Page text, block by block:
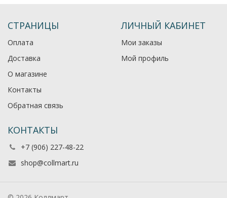
СТРАНИЦЫ
Оплата
Доставка
О магазине
Контакты
Обратная связь
ЛИЧНЫЙ КАБИНЕТ
Мои заказы
Мой профиль
КОНТАКТЫ
+7 (906) 227-48-22
shop@collmart.ru